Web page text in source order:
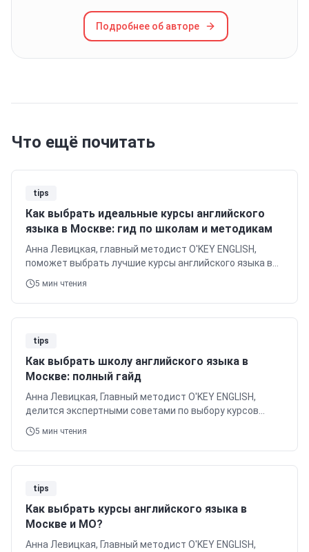
Подробнее об авторе
Что ещё почитать
tips
Как выбрать идеальные курсы английского
языка в Москве: гид по школам и методикам
Анна Левицкая, главный методист O'KEY ENGLISH,
поможет выбрать лучшие курсы английского языка в
Москве. Узнайте о методиках, филиалах и ценах.
5 мин чтения
tips
Как выбрать школу английского языка в
Москве: полный гайд
Анна Левицкая, Главный методист O'KEY ENGLISH,
делится экспертными советами по выбору курсов
английского языка в Москве. Узнайте о методиках,
преподавателях, форматах, ценах и аккредитации,
чтобы сделать правильный выбор.
5 мин чтения
tips
Как выбрать курсы английского языка в
Москве и МО?
Анна Левицкая, Главный методист O'KEY ENGLISH,